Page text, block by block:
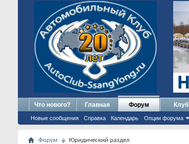
Что нового? Главная Форум
Новые сообщения Справка Календарь Опции форума
Клуб
Форум Юридический раздел